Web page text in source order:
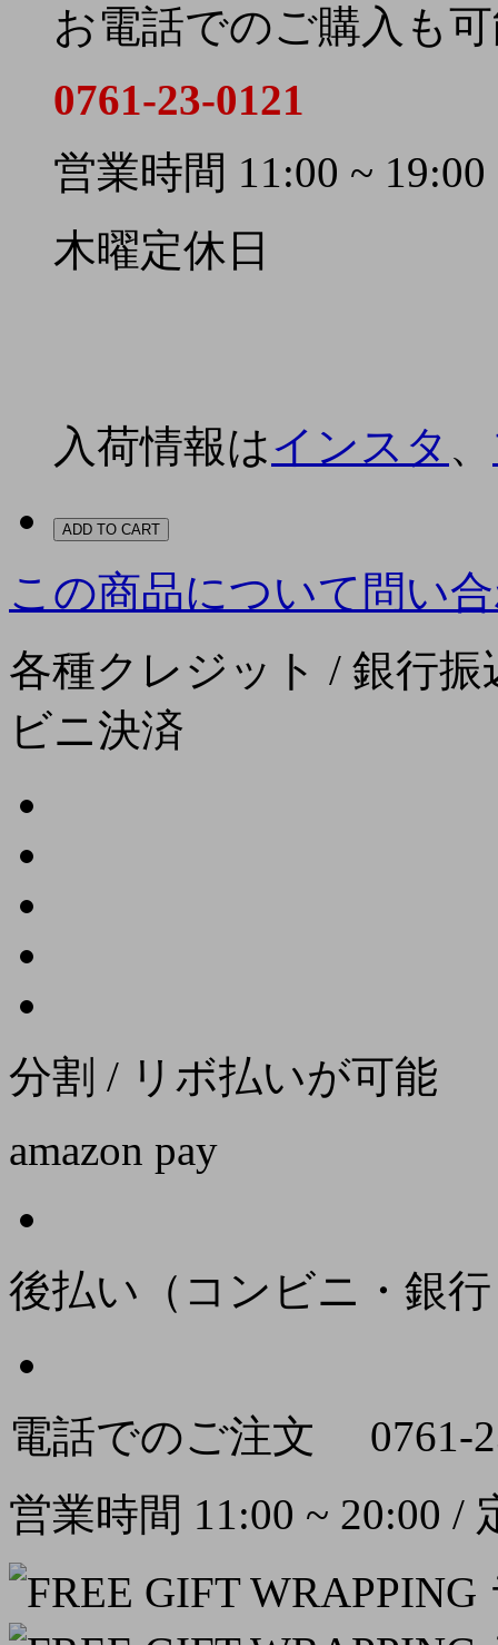
お電話でのご購入も
0761-23-0121
営業時間 11:00 ~ 19:00
木曜定休日
入荷情報はインスタ 、
ADD TO CART
この商品について問い
各種クレジット / 銀行
ビニ決済
分割 / リボ払いが可能
amazon pay
後払い（コンビニ・銀
電話でのご注文
0761-
営業時間 11:00 ~ 20:00 /